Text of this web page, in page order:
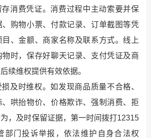
存消费凭证。消费过程中主动索要并保
、购物小票、付款记录、订单截图等凭
、金额、商家名称及联系方式。线上
时，保存好聊天记录、支付凭证及商
续维权提供有效依据。
及时维权。如发现商品质量不合格、
哄抬物价、价格欺诈、强制消费、拒
，及时保留证据，第一时间拨打12315
部门投诉举报，依法维护自身合法权